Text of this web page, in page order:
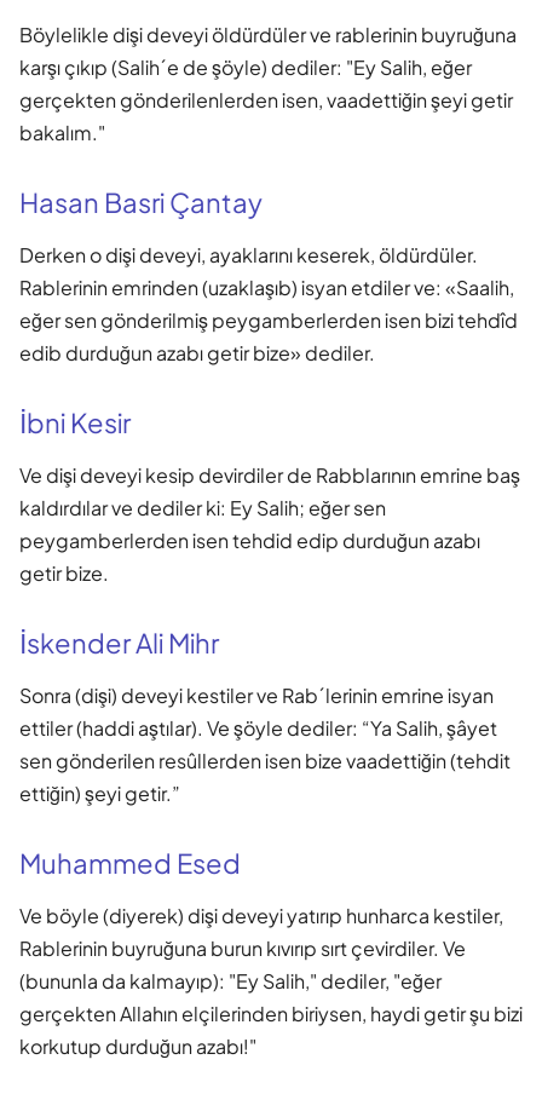
Böylelikle dişi deveyi öldürdüler ve rablerinin buyruğuna
karşı çıkıp (Salih´e de şöyle) dediler: "Ey Salih, eğer
gerçekten gönderilenlerden isen, vaadettiğin şeyi getir
bakalım."
Hasan Basri Çantay
Derken o dişi deveyi, ayaklarını keserek, öldürdüler.
Rablerinin emrinden (uzaklaşıb) isyan etdiler ve: «Saalih,
eğer sen gönderilmiş peygamberlerden isen bizi tehdîd
edib durduğun azabı getir bize» dediler.
İbni Kesir
Ve dişi deveyi kesip devirdiler de Rabblarının emrine baş
kaldırdılar ve dediler ki: Ey Salih; eğer sen
peygamberlerden isen tehdid edip durduğun azabı
getir bize.
İskender Ali Mihr
Sonra (dişi) deveyi kestiler ve Rab´lerinin emrine isyan
ettiler (haddi aştılar). Ve şöyle dediler: “Ya Salih, şâyet
sen gönderilen resûllerden isen bize vaadettiğin (tehdit
ettiğin) şeyi getir.”
Muhammed Esed
Ve böyle (diyerek) dişi deveyi yatırıp hunharca kestiler,
Rablerinin buyruğuna burun kıvırıp sırt çevirdiler. Ve
(bununla da kalmayıp): "Ey Salih," dediler, "eğer
gerçekten Allahın elçilerinden biriysen, haydi getir şu bizi
korkutup durduğun azabı!"